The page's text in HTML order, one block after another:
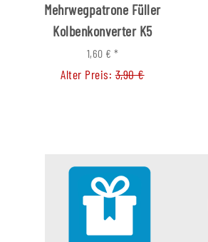
Mehrwegpatrone Füller
Kolbenkonverter K5
1,60 € *
Alter Preis:3,90 €